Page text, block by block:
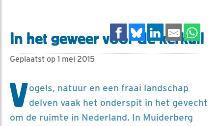
In het geweer voor de kerkuil
Geplaatst op 1 mei 2015
Vogels, natuur en een fraai landschap
delven vaak het onderspit in het gevecht
om de ruimte in Nederland. In Muiderberg